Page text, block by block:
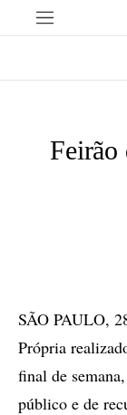
Feirão
SÃO PAULO,
Própria
final de
público e de